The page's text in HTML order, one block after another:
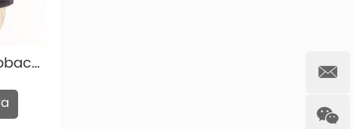
Norte, Europa occidental y Oceanía.
bajo Snapback. Y tenemos más tapas de
Sombrero negro snapback bajo bordado de bordado Snapback Snapback Low Crown Sombrero